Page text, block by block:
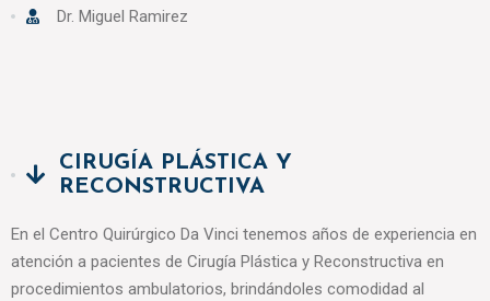
Dr. Miguel Ramirez
CIRUGÍA PLÁSTICA Y
RECONSTRUCTIVA
En el Centro Quirúrgico Da Vinci tenemos años de experiencia en
atención a pacientes de Cirugía Plástica y Reconstructiva en
procedimientos ambulatorios, brindándoles comodidad al